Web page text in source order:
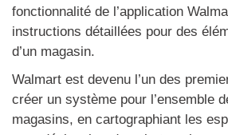
fonctionnalité de l’application
instructions détaillées pour des
d’un magasin.
Walmart est devenu l’un des
créer un système pour l’ensemble
magasins, en cartographiant les